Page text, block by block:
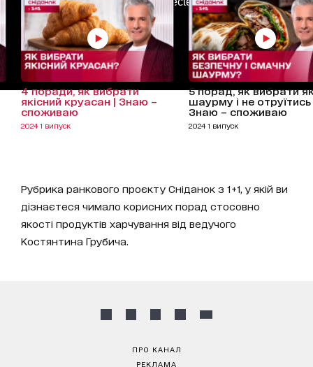
4 поради, як вибрати
якісний круасан | Знаю –
споживаю
2024 1 випуск
5 порад, як вибрати
шаурму і не отруїтись
Знаю – споживаю
2024 1 випуск
Рубрика ранкового проєкту Сніданок з 1+1, у якій ви
дізнаєтеся чимало корисних порад стосовно
якості продуктів харчування від ведучого
Костянтина Грубича.
ПРО КАНАЛ
РЕКЛАМА